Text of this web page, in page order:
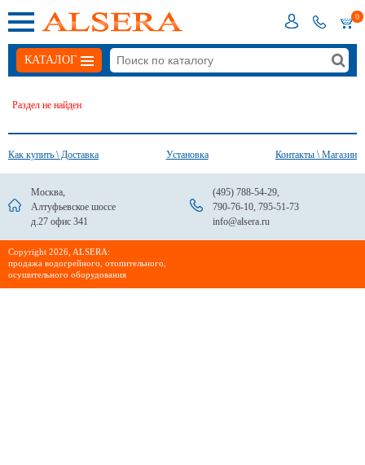
0
КАТАЛОГ
Раздел не найден
Как купить \ Доставка Установка Контакты \ Магазин
Москва,
Алтуфьевское шоссе
д.27 офис 341
(495) 788-54-29,
790-76-10, 795-51-73
info@alsera.ru
Сopyright 2026, ALSERA:
продажа водогрейного, отопительного,
осушительного оборудования